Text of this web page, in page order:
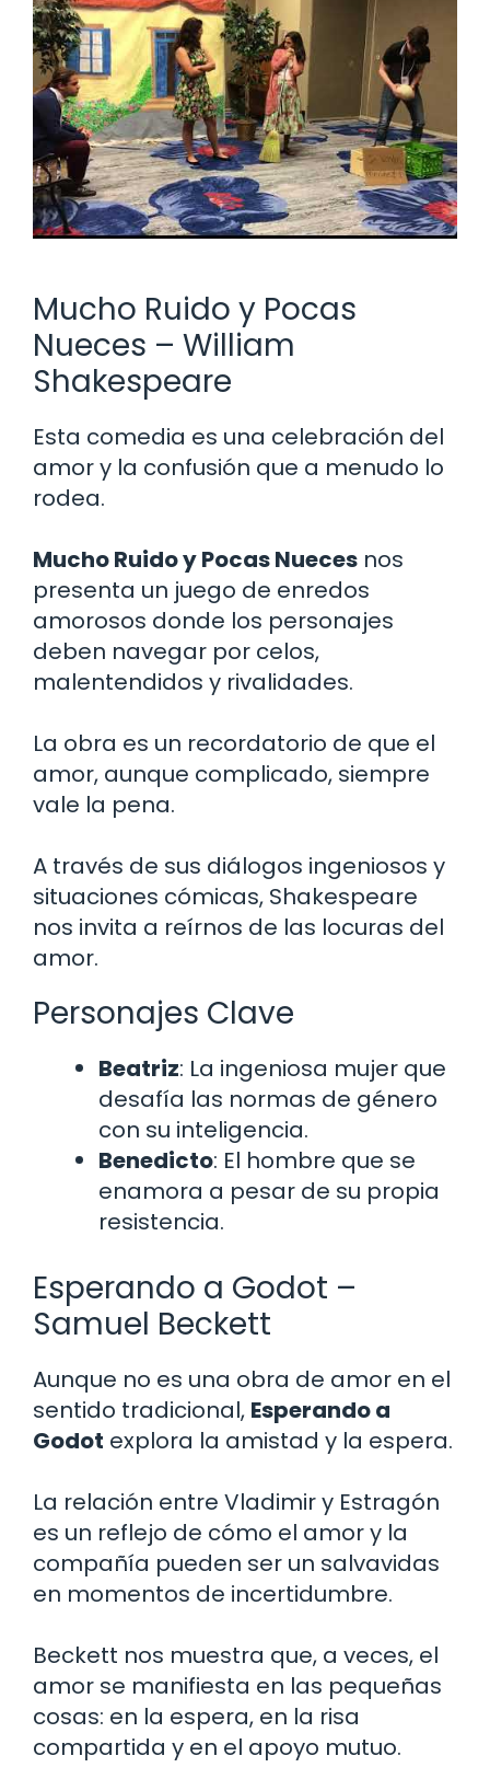
Mucho Ruido y Pocas
Nueces – William
Shakespeare
Esta comedia es una celebración del
amor y la confusión que a menudo lo
rodea.
Mucho Ruido y Pocas Nueces nos
presenta un juego de enredos
amorosos donde los personajes
deben navegar por celos,
malentendidos y rivalidades.
La obra es un recordatorio de que el
amor, aunque complicado, siempre
vale la pena.
A través de sus diálogos ingeniosos y
situaciones cómicas, Shakespeare
nos invita a reírnos de las locuras del
amor.
Personajes Clave
Beatriz: La ingeniosa mujer que
desafía las normas de género
con su inteligencia.
Benedicto: El hombre que se
enamora a pesar de su propia
resistencia.
Esperando a Godot –
Samuel Beckett
Aunque no es una obra de amor en el
sentido tradicional, Esperando a
Godot explora la amistad y la espera.
La relación entre Vladimir y Estragón
es un reflejo de cómo el amor y la
compañía pueden ser un salvavidas
en momentos de incertidumbre.
Beckett nos muestra que, a veces, el
amor se manifiesta en las pequeñas
cosas: en la espera, en la risa
compartida y en el apoyo mutuo.